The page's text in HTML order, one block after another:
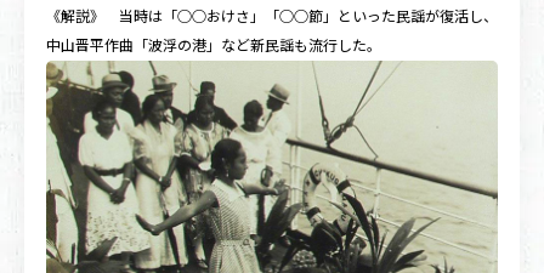
《解説》 当時は「○○おけさ」「○○節」といった民謡が復活し、
中山晋平作曲「波浮の港」など新民謡も流行した。